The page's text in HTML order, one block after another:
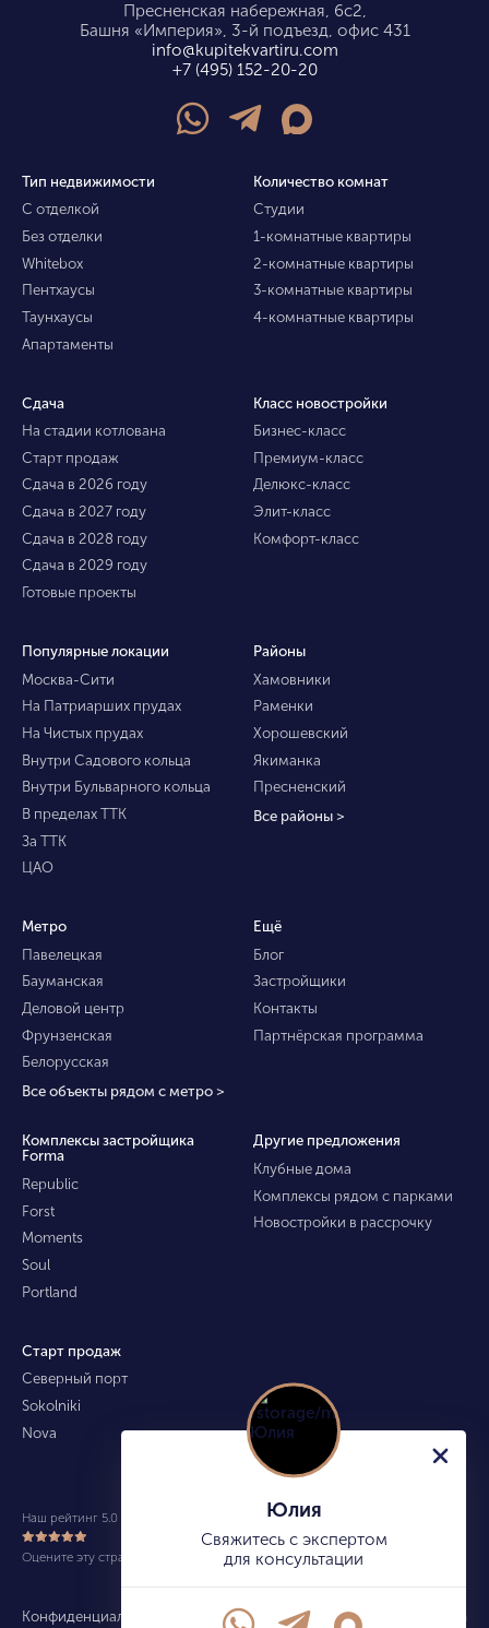
Пресненская набережная, 6с2,
Башня «Империя», 3-й подъезд, офис 431
info@kupitekvartiru.com
+7 (495) 152-20-20
Тип недвижимости
С отделкой
Без отделки
Whitebox
Пентхаусы
Таунхаусы
Апартаменты
Количество комнат
Студии
1-комнатные квартиры
2-комнатные квартиры
3-комнатные квартиры
4-комнатные квартиры
Сдача
На стадии котлована
Старт продаж
Сдача в 2026 году
Сдача в 2027 году
Сдача в 2028 году
Сдача в 2029 году
Готовые проекты
Класс новостройки
Бизнес-класс
Премиум-класс
Делюкс-класс
Элит-класс
Комфорт-класс
Популярные локации
Москва-Сити
На Патриарших прудах
На Чистых прудах
Внутри Садового кольца
Внутри Бульварного кольца
В пределах ТТК
За ТТК
ЦАО
Районы
Хамовники
Раменки
Хорошевский
Якиманка
Пресненский
Все районы >
Метро
Павелецкая
Бауманская
Деловой центр
Фрунзенская
Белорусская
Все объекты рядом с метро >
Ещё
Блог
Застройщики
Контакты
Партнёрская программа
Комплексы застройщика
Forma
Republic
Forst
Moments
Soul
Portland
Другие предложения
Клубные дома
Комплексы рядом с парками
Новостройки в рассрочку
Старт продаж
Северный порт
Sokolniki
Nova
Конфиденциальность Карта сайта info@kupitekvartiru.com
Наш рейтинг 5.0 из 5 (490)
Оцените эту страницу
Юлия
Свяжитесь с экспертом
для консультации